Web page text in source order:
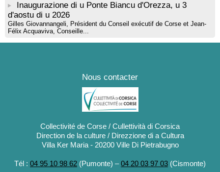
Inaugurazione di u Ponte Biancu d'Orezza, u 3
d'aostu di u 2026
Gilles Giovannangeli, Président du Conseil exécutif de Corse et Jean-
Félix Acquaviva, Conseille...
Nous contacter
Collectivité de Corse / Cullettività di Corsica
Direction de la culture / Direzzione di a Cultura
Villa Ker Maria - 20200 Ville Di Pietrabugno
Tél : 04 95 10 98 62 (Pumonte) –04 20 03 97 03 (Cismonte)